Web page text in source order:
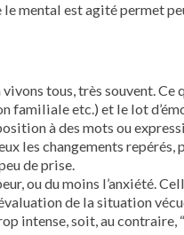
mental est agité permet
tous, très souvent. Ce
familiale etc.) et le lot
à des mots ou
les changements repérés,
de prise.
ou du moins l’anxiété.
de la situation
intense, soit, au contraire,